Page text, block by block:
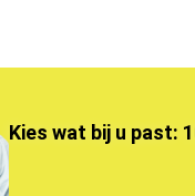
Kies wat bij u past: